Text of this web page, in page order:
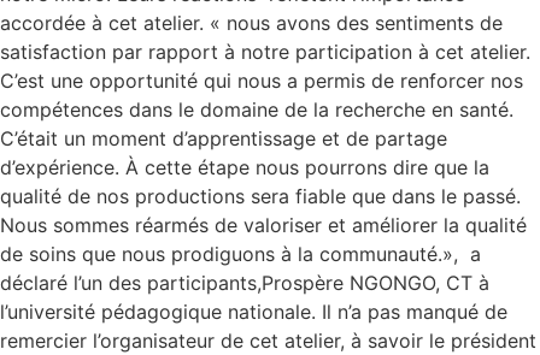
accordée à cet atelier. « nous avons des sentiments de
satisfaction par rapport à notre participation à cet atelier.
C’est une opportunité qui nous a permis de renforcer nos
compétences dans le domaine de la recherche en santé.
C’était un moment d’apprentissage et de partage
d’expérience. À cette étape nous pourrons dire que la
qualité de nos productions sera fiable que dans le passé.
Nous sommes réarmés de valoriser et améliorer la qualité
de soins que nous prodiguons à la communauté.», a
déclaré l’un des participants,Prospère NGONGO, CT à
l’université pédagogique nationale. Il n’a pas manqué de
remercier l’organisateur de cet atelier, à savoir le président